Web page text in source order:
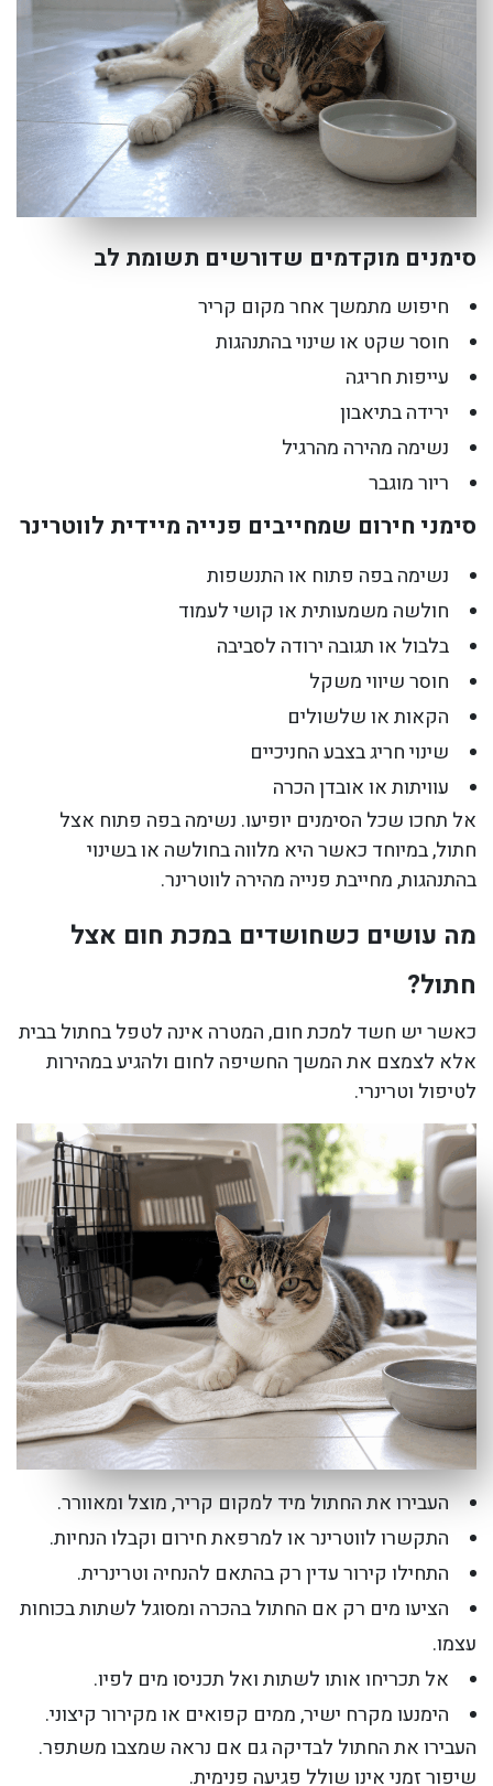
סימנים מוקדמים שדורשים תשומת לב
חיפוש מתמשך אחר מקום קריר
חוסר שקט או שינוי בהתנהגות
עייפות חריגה
ירידה בתיאבון
נשימה מהירה מהרגיל
ריור מוגבר
סימני חירום שמחייבים פנייה מיידית לווטרינר
נשימה בפה פתוח או התנשפות
חולשה משמעותית או קושי לעמוד
בלבול או תגובה ירודה לסביבה
חוסר שיווי משקל
הקאות או שלשולים
שינוי חריג בצבע החניכיים
עוויתות או אובדן הכרה
אל תחכו שכל הסימנים יופיעו. נשימה בפה פתוח אצל
חתול, במיוחד כאשר היא מלווה בחולשה או בשינוי
בהתנהגות, מחייבת פנייה מהירה לווטרינר.
מה עושים כשחושדים במכת חום אצל
חתול?
כאשר יש חשד למכת חום, המטרה אינה לטפל בחתול בבית
אלא לצמצם את המשך החשיפה לחום ולהגיע במהירות
לטיפול וטרינרי.
העבירו את החתול מיד למקום קריר, מוצל ומאוורר.
התקשרו לווטרינר או למרפאת חירום וקבלו הנחיות.
התחילו קירור עדין רק בהתאם להנחיה וטרינרית.
הציעו מים רק אם החתול בהכרה ומסוגל לשתות בכוחות
עצמו.
אל תכריחו אותו לשתות ואל תכניסו מים לפיו.
הימנעו מקרח ישיר, ממים קפואים או מקירור קיצוני.
העבירו את החתול לבדיקה גם אם נראה שמצבו משתפר.
שיפור זמני אינו שולל פגיעה פנימית.